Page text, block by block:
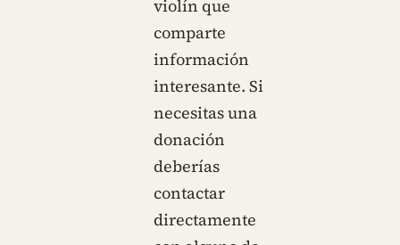
violín que
comparte
información
interesante. Si
necesitas una
donación
deberías
contactar
directamente